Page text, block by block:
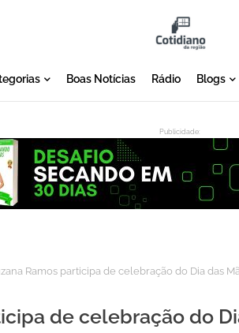
Boas Notícias Rádio Blogs
Publicidade:
:
Ramos participa de celebração do Dia das
de celebração do